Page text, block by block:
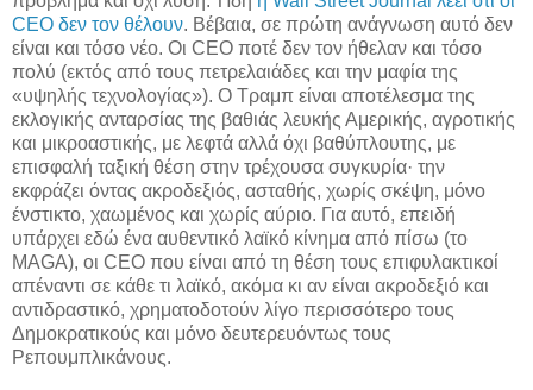
CEO δεν τον θέλουν. Βέβαια, σε πρώτη ανάγνωση αυτό δεν
είναι και τόσο νέο. Οι CEO ποτέ δεν τον ήθελαν και τόσο
πολύ (εκτός από τους πετρελαιάδες και την μαφία της
«υψηλής τεχνολογίας»). Ο Τραμπ είναι αποτέλεσμα της
εκλογικής ανταρσίας της βαθιάς λευκής Αμερικής, αγροτικής
και μικροαστικής, με λεφτά αλλά όχι βαθύπλουτης, με
επισφαλή ταξική θέση στην τρέχουσα συγκυρία· την
εκφράζει όντας ακροδεξιός, ασταθής, χωρίς σκέψη, μόνο
ένστικτο, χαωμένος και χωρίς αύριο. Για αυτό, επειδή
υπάρχει εδώ ένα αυθεντικό λαϊκό κίνημα από πίσω (το
MAGA), οι CEO που είναι από τη θέση τους επιφυλακτικοί
απέναντι σε κάθε τι λαϊκό, ακόμα κι αν είναι ακροδεξιό και
αντιδραστικό, χρηματοδοτούν λίγο περισσότερο τους
Δημοκρατικούς και μόνο δευτερευόντως τους
Ρεπουμπλικάνους.